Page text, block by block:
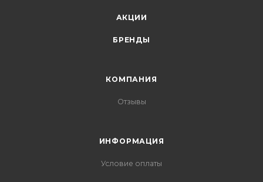
АКЦИИ
БРЕНДЫ
КОМПАНИЯ
Отзывы
ИНФОРМАЦИЯ
Условие оплаты